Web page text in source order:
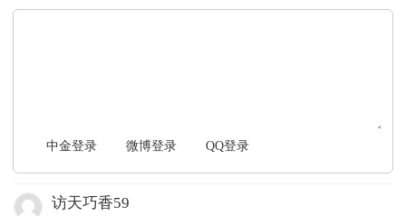
中金登录 微博登录 QQ登录
访天巧香59